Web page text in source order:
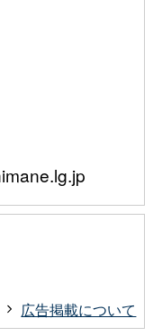
広告掲載について